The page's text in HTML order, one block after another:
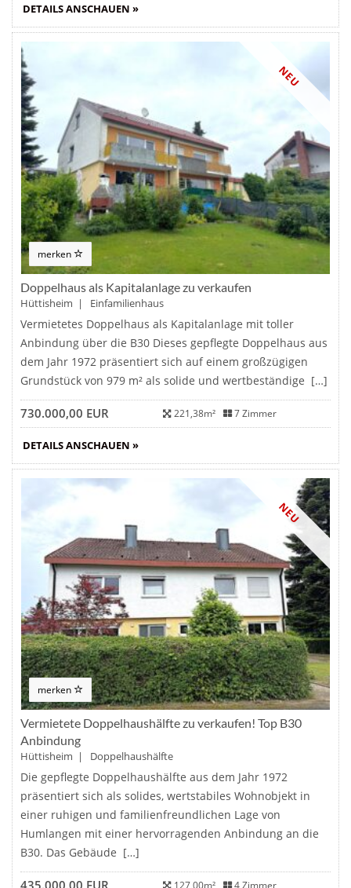
DETAILS ANSCHAUEN »
NEU
merken
Doppelhaus als Kapitalanlage zu verkaufen
Hüttisheim | Einfamilienhaus
Vermietetes Doppelhaus als Kapitalanlage mit toller
Anbindung über die B30 Dieses gepflegte Doppelhaus aus
dem Jahr 1972 präsentiert sich auf einem großzügigen
Grundstück von 979 m² als solide und wertbeständige […]
730.000,00 EUR 221,38m² 7 Zimmer
DETAILS ANSCHAUEN »
NEU
merken
Vermietete Doppelhaushälfte zu verkaufen! Top B30
Anbindung
Hüttisheim | Doppelhaushälfte
Die gepflegte Doppelhaushälfte aus dem Jahr 1972
präsentiert sich als solides, wertstabiles Wohnobjekt in
einer ruhigen und familienfreundlichen Lage von
Humlangen mit einer hervorragenden Anbindung an die
B30. Das Gebäude […]